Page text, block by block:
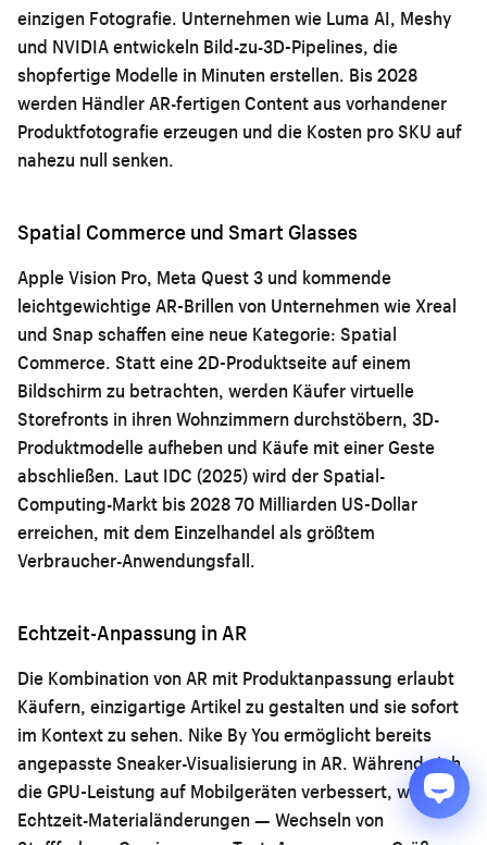
einzigen Fotografie. Unternehmen wie Luma AI, Meshy
und NVIDIA entwickeln Bild-zu-3D-Pipelines, die
shopfertige Modelle in Minuten erstellen. Bis 2028
werden Händler AR-fertigen Content aus vorhandener
Produktfotografie erzeugen und die Kosten pro SKU auf
nahezu null senken.
Spatial Commerce und Smart Glasses
Apple Vision Pro, Meta Quest 3 und kommende
leichtgewichtige AR-Brillen von Unternehmen wie Xreal
und Snap schaffen eine neue Kategorie: Spatial
Commerce. Statt eine 2D-Produktseite auf einem
Bildschirm zu betrachten, werden Käufer virtuelle
Storefronts in ihren Wohnzimmern durchstöbern, 3D-
Produktmodelle aufheben und Käufe mit einer Geste
abschließen. Laut IDC (2025) wird der Spatial-
Computing-Markt bis 2028 70 Milliarden US-Dollar
erreichen, mit dem Einzelhandel als größtem
Verbraucher-Anwendungsfall.
Echtzeit-Anpassung in AR
Die Kombination von AR mit Produktanpassung erlaubt
Käufern, einzigartige Artikel zu gestalten und sie sofort
im Kontext zu sehen. Nike By You ermöglicht bereits
angepasste Sneaker-Visualisierung in AR. Während sich
die GPU-Leistung auf Mobilgeräten verbessert, werden
Echtzeit-Materialänderungen — Wechseln von